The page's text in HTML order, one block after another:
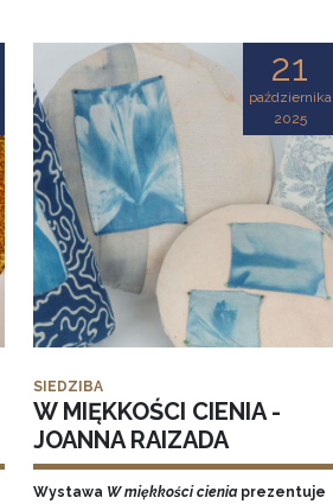
21
października
2025
SIEDZIBA
W MIĘKKOŚCI CIENIA -
JOANNA RAIZADA
Wystawa W miękkości cieniaprezentuje